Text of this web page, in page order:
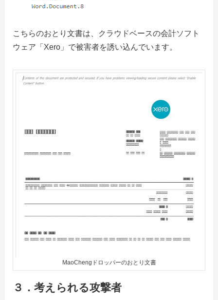
こちらのおとり文書は、クラウドベースの会計ソフト
ウェア「Xero」で被害者を誘い込んでいます。
MaoChengドロッパーのおとり文書
３．考えられる攻撃者